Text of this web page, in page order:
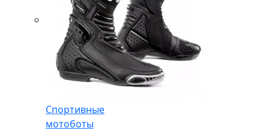
Спортивные
мотоботы